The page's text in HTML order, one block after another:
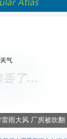
雨大风 厂房被吹翻